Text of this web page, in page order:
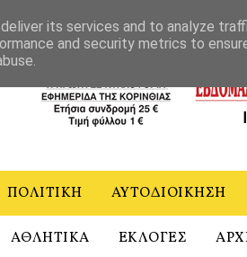
ΠΟΛΙΤΙΚΗ ΑΥΤΟΔΙΟΙΚΗΣΗ
ΑΘΛΗΤΙΚΑ ΕΚΛΟΓΕΣ
its services and to analyze
and security metrics to